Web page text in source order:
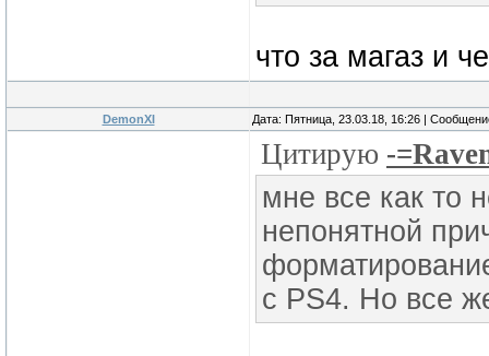
что за магаз и
DemonXI Дата: Пятница, 23.03.18, 16:26 |
Цитирую -
мне все как то
непонятной
с PS4. Но все